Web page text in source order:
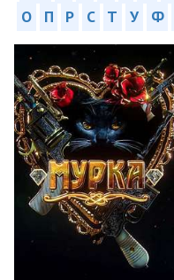
О
П Р С Т У Ф